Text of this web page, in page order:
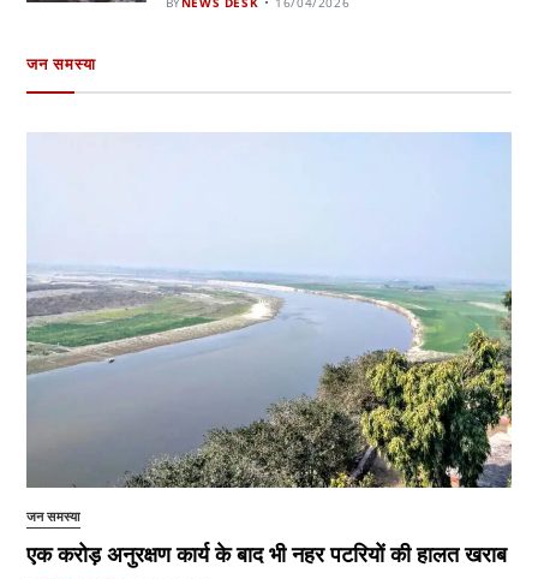
जन समस्या
जन समस्या
एक करोड़ अनुरक्षण कार्य के बाद भी नहर पटरियों की हालत खराब